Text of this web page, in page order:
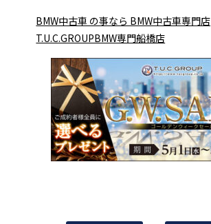
BMW中古車 の事なら BMW中古車専門店
T.U.C.GROUPBMW専門船橋店